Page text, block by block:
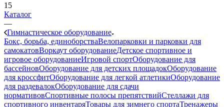
15
Каталог
—
Гимнастическое оборудование
Бокс, борьба, единоборстваВелопарковки и парковки для
самокатовВоркаут оборудованиеДетское спортивное и
игровое оборудованиеИгровой спортОборудование для
бассейновОборудование для детских площадокОборудование
для кроссфитОборудование для легкой атлетикиОборудование
для раздевалокОборудование для сдачи
нормативовСпортивные полосы препятствийСтеллажи для
спортивного инвентаряТовары для зимнего спортаТренажеры